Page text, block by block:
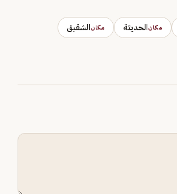
مكانالحديثة مكانالشقيق